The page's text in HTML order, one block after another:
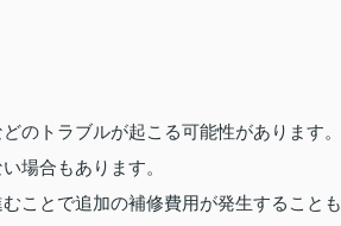
のトラブルが起こる可能性があります。
場合もあります。
ことで追加の補修費用が発生することも